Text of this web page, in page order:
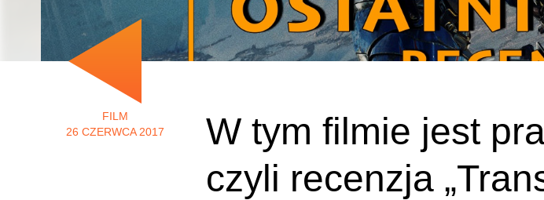
FILM
26 CZERWCA 2017
W tym filmie jest
czyli recenzja